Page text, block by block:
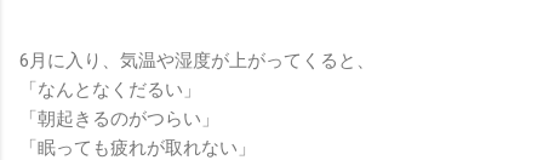
6月に入り、気温や湿度が上がってくると、
「なんとなくだるい」
「朝起きるのがつらい」
「眠っても疲れが取れない」